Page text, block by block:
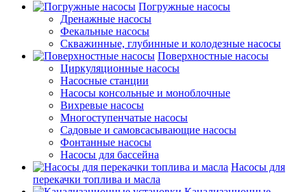
Погружные насосы
Дренажные насосы
Фекальные насосы
Скважинные, глубинные и колодезные насосы
Поверхностные насосы
Циркуляционные насосы
Насосные станции
Насосы консольные и моноблочные
Вихревые насосы
Многоступенчатые насосы
Садовые и самовсасывающие насосы
Фонтанные насосы
Насосы для бассейна
Насосы для
перекачки топлива и масла